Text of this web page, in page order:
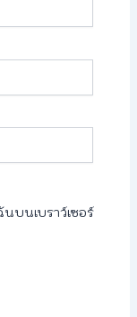
บนเบราว์เซอร์